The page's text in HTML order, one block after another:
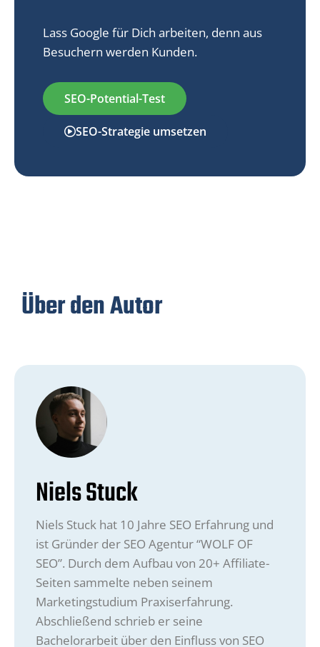
Lass Google für Dich arbeiten, denn aus
Besuchern werden Kunden.
SEO-Potential-Test
SEO-Strategie umsetzen
Über den Autor
Niels Stuck
Niels Stuck hat 10 Jahre SEO Erfahrung und
ist Gründer der SEO Agentur “WOLF OF
SEO”. Durch dem Aufbau von 20+ Affiliate-
Seiten sammelte neben seinem
Marketingstudium Praxiserfahrung.
Abschließend schrieb er seine
Bachelorarbeit über den Einfluss von SEO